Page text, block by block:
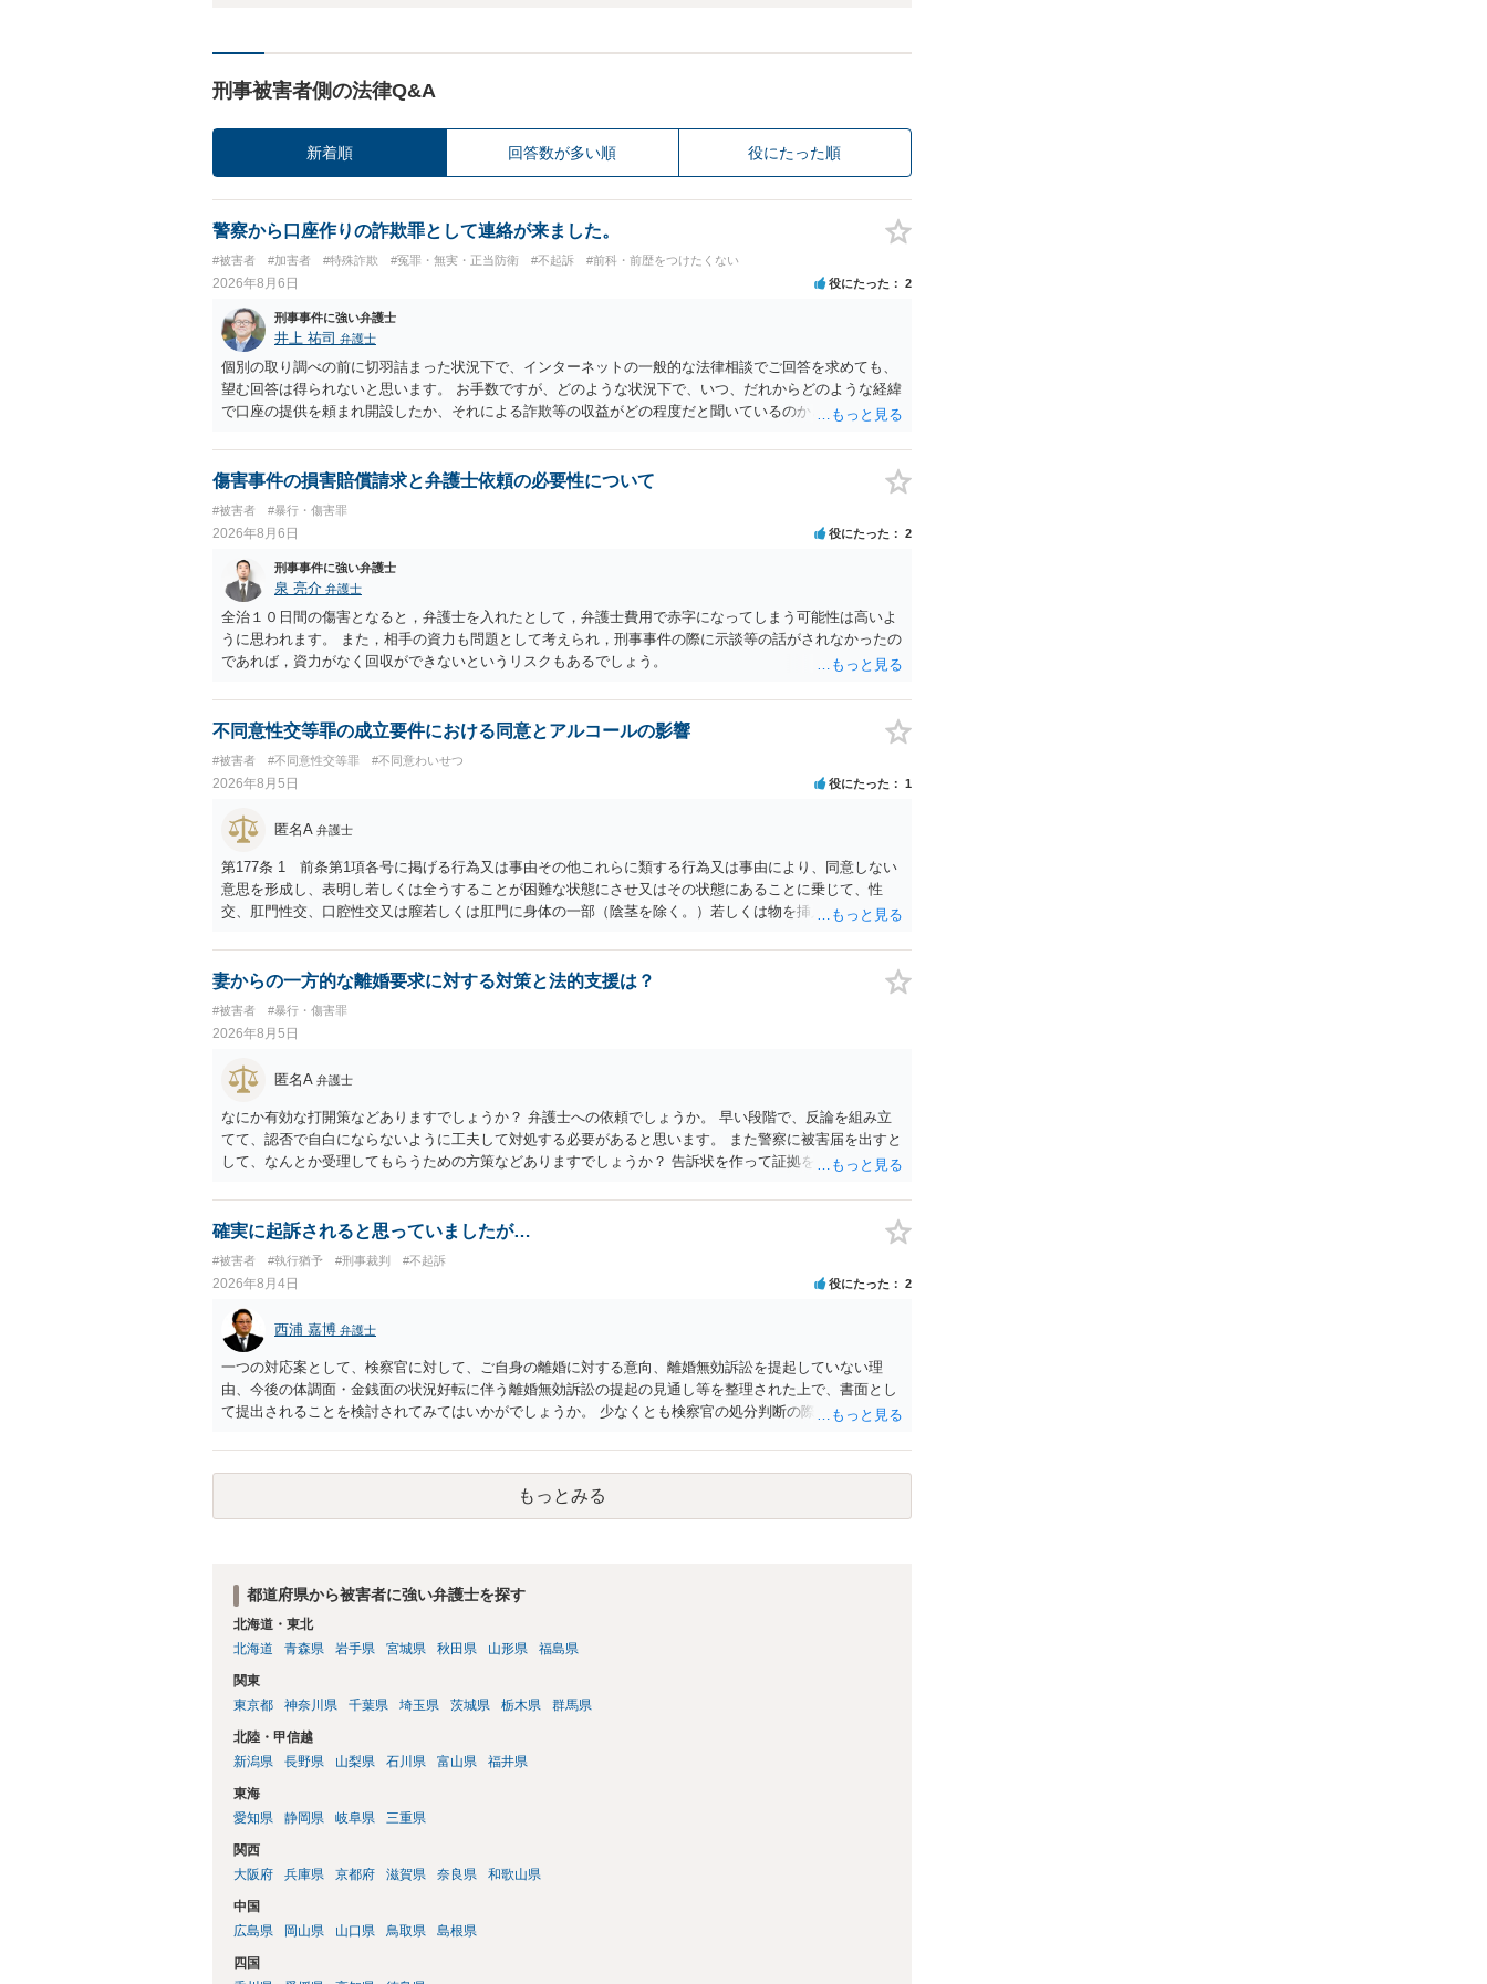
刑事被害者側の法律Q&A
新着順 回答数が多い順 役にたった順
警察から口座作りの詐欺罪として連絡が来ました。
#被害者 #加害者 #特殊詐欺 #冤罪・無実・正当防衛 #不起訴 #前科・前歴をつけたくない
2026年8月6日 役にたった 2
刑事事件に強い弁護士
井上 祐司 弁護士
個別の取り調べの前に切羽詰まった状況下で、インターネットの一般的な法律相談でご回答を求めても、
望む回答は得られないと思います。 お手数ですが、どのような状況下で、いつ、だれからどのような経緯
で口座の提供を頼まれ開設したか、それによる詐欺等の収益がどの程度だと聞いているのかということに
でいえば、任意取り調べの場合、ＩＣレコーダーを持参して取り調べ内容を録音することは必須だと考え
ます。
傷害事件の損害賠償請求と弁護士依頼の必要性について
#被害者 #暴行・傷害罪
2026年8月6日 役にたった 2
刑事事件に強い弁護士
泉 亮介 弁護士
全治１０日間の傷害となると，弁護士を入れたとして，弁護士費用で赤字になってしまう可能性は高いよ
うに思われます。 また，相手の資力も問題として考えられ，刑事事件の際に示談等の話がされなかったの
であれば，資力がなく回収ができないというリスクもあるでしょう。
不同意性交等罪の成立要件における同意とアルコールの影響
#被害者 #不同意性交等罪 #不同意わいせつ
2026年8月5日 役にたった 1
匿名A 弁護士
第177条 1 前条第1項各号に掲げる行為又は事由その他これらに類する行為又は事由により、同意しない
意思を形成し、表明し若しくは全うすることが困難な状態にさせ又はその状態にあることに乗じて、性
交、肛門性交、口腔性交又は膣若しくは肛門に身体の一部（陰茎を除く。）若しくは物を挿入する行為で
係の有無にかかわらず、5年以上の有期拘禁刑に処する。 第176条 1次に掲げる行為又は事由その他これら
に類する行為又は事由により、同意しない意思を形成し、表明し若しくは全うすることが困難な状態にさ
上10年以下の拘禁刑に処する。 ③アルコール若しくは薬物を摂取させること又はそれらの影響があるこ
と。 以上の通りですから、アルコール摂取だけでなく、「同意しない意思を形成し、表明し若しくは全う
することが困難な状態」であることが必要です。
妻からの一方的な離婚要求に対する対策と法的支援は？
#被害者 #暴行・傷害罪
2026年8月5日
匿名A 弁護士
なにか有効な打開策などありますでしょうか？ 弁護士への依頼でしょうか。 早い段階で、反論を組み立
てて、認否で自白にならないように工夫して対処する必要があると思います。 また警察に被害届を出すと
して、なんとか受理してもらうための方策などありますでしょうか？ 告訴状を作って証拠をそろえて出す
確実に起訴されると思っていましたが…
#被害者 #執行猶予 #刑事裁判 #不起訴
2026年8月4日 役にたった 2
西浦 嘉博 弁護士
一つの対応案として、検察官に対して、ご自身の離婚に対する意向、離婚無効訴訟を提起していない理
由、今後の体調面・金銭面の状況好転に伴う離婚無効訴訟の提起の見通し等を整理された上で、書面とし
て提出されることを検討されてみてはいかがでしょうか。 少なくとも検察官の処分判断の際、相談者さん
合、最寄りの法律事務所での相談を検討ください
もっとみる
都道府県から被害者に強い弁護士を探す
北海道・東北
北海道
青森県 岩手県 宮城県 秋田県 山形県 福島県
関東
東京都
神奈川県 千葉県 埼玉県 茨城県 栃木県 群馬県
北陸・甲信越
新潟県
長野県 山梨県 石川県 富山県 福井県
東海
愛知県
静岡県 岐阜県 三重県
関西
大阪府
兵庫県 京都府 滋賀県 奈良県 和歌山県
中国
広島県
岡山県 山口県 鳥取県 島根県
四国